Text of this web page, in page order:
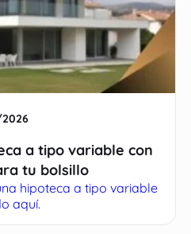
a tipo variable con
tu bolsillo
hipoteca a tipo variable
aquí.